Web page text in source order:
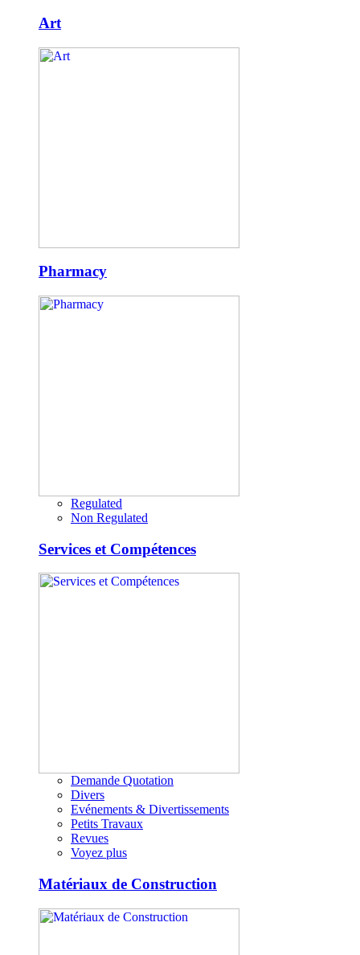
Art
Pharmacy
Regulated
Non Regulated
Services et Compétences
Demande Quotation
Divers
Evénements & Divertissements
Petits Travaux
Revues
Voyez plus
Matériaux de Construction